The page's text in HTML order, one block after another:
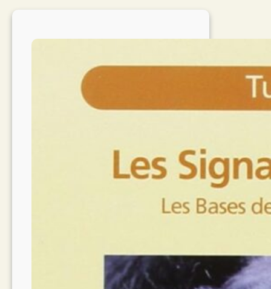
mon
naturellement